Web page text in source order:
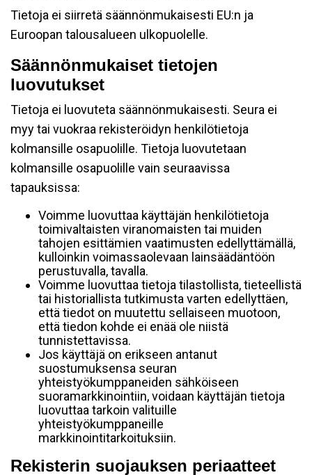
Tietoja ei siirretä säännönmukaisesti EU:n ja
Euroopan talousalueen ulkopuolelle.
Säännönmukaiset tietojen
luovutukset
Tietoja ei luovuteta säännönmukaisesti. Seura ei
myy tai vuokraa rekisteröidyn henkilötietoja
kolmansille osapuolille. Tietoja luovutetaan
kolmansille osapuolille vain seuraavissa
tapauksissa:
Voimme luovuttaa käyttäjän henkilötietoja
toimivaltaisten viranomaisten tai muiden
tahojen esittämien vaatimusten edellyttämällä,
kulloinkin voimassaolevaan lainsäädäntöön
perustuvalla, tavalla.
Voimme luovuttaa tietoja tilastollista, tieteellistä
tai historiallista tutkimusta varten edellyttäen,
että tiedot on muutettu sellaiseen muotoon,
että tiedon kohde ei enää ole niistä
tunnistettavissa.
Jos käyttäjä on erikseen antanut
suostumuksensa seuran
yhteistyökumppaneiden sähköiseen
suoramarkkinointiin, voidaan käyttäjän tietoja
luovuttaa tarkoin valituille
yhteistyökumppaneille
markkinointitarkoituksiin.
Rekisterin suojauksen periaatteet